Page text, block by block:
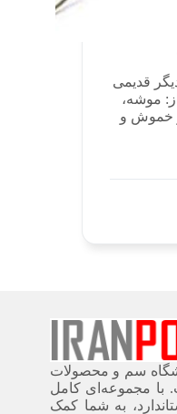
قدیمی
موشه،
خموش و
سم و محصولات
با مجموعه‌ای کامل
به شما کمک